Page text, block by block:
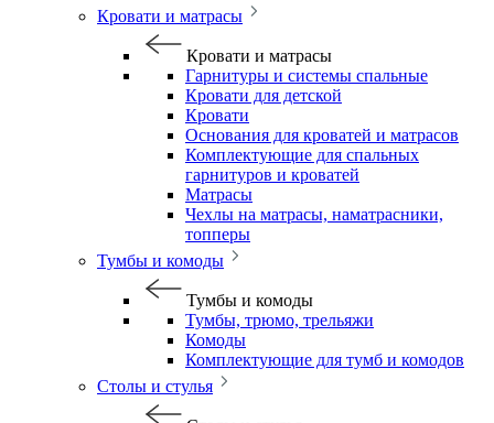
Кровати и матрасы
Кровати и матрасы
Гарнитуры и системы спальные
Кровати для детской
Кровати
Основания для кроватей и матрасов
Комплектующие для спальных
гарнитуров и кроватей
Матрасы
Чехлы на матрасы, наматрасники,
топперы
Тумбы и комоды
Тумбы и комоды
Тумбы, трюмо, трельяжи
Комоды
Комплектующие для тумб и комодов
Столы и стулья